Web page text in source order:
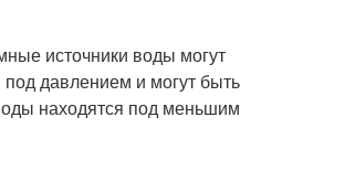
источники воды могут
давлением и могут быть
находятся под меньшим